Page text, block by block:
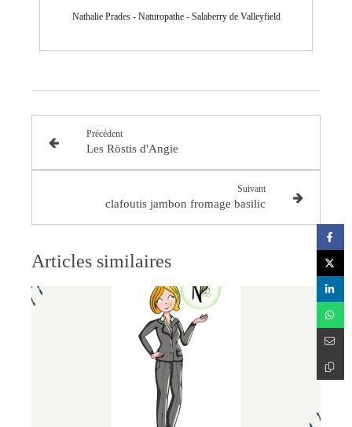
Nathalie Prades - Naturopathe - Salaberry de Valleyfield
Précédent
Les Röstis d'Angie
Suivant
clafoutis jambon fromage basilic
Articles similaires